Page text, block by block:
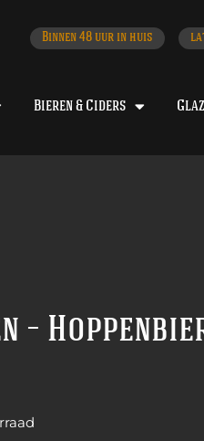
Binnen 48 uur in huis
Bieren & Ciders
–